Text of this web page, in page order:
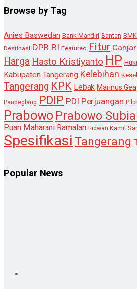
Browse by Tag
Anies Baswedan Bank Mandiri Banten
Destinasi DPR RI Featured Fitur
Harga Hasto Kristiyanto HP
Kabupaten Tangerang Kelebihan
Tangerang KPK Lebak Marinus Gea
Pandeglang PDIP PDI Perjuangan
Prabowo Prabowo
Puan Maharani Ramalan Ridwan Kamil
Spesifikasi Tangerang
Popular News